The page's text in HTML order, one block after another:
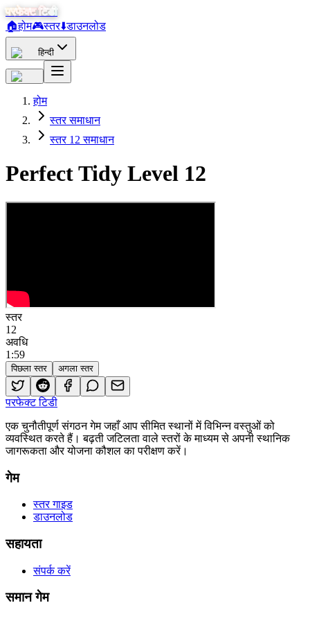
परफेक्ट टिडी
🏠होम🎮स्तर⬇️डाउनलोड
हिन्दी
होम
स्तर समाधान
स्तर 12 समाधान
Perfect Tidy Level 12
स्तर
12
अवधि
1 :59
पिछला स्तर अगला स्तर
परफेक्ट टिडी
एक चुनौतीपूर्ण संगठन गेम जहाँ आप सीमित स्थानों में विभिन्न वस्तुओं को
व्यवस्थित करते हैं। बढ़ती जटिलता वाले स्तरों के माध्यम से अपनी स्थानिक
जागरूकता और योजना कौशल का परीक्षण करें।
गेम
स्तर गाइड
डाउनलोड
सहायता
संपर्क करें
समान गेम